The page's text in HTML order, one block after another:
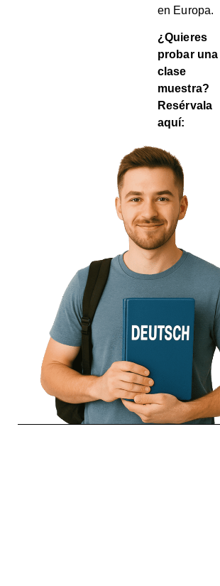
en Europa.
¿Quieres
probar una
clase
muestra?
Resérvala
aquí: